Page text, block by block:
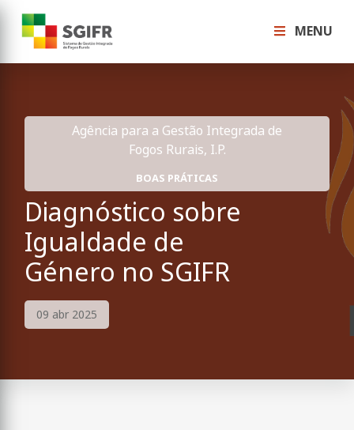
MENU
Agência para a Gestão Integrada de
Fogos Rurais, I.P.
BOAS PRÁTICAS
Diagnóstico sobre
Igualdade de
Género no SGIFR
09 abr 2025